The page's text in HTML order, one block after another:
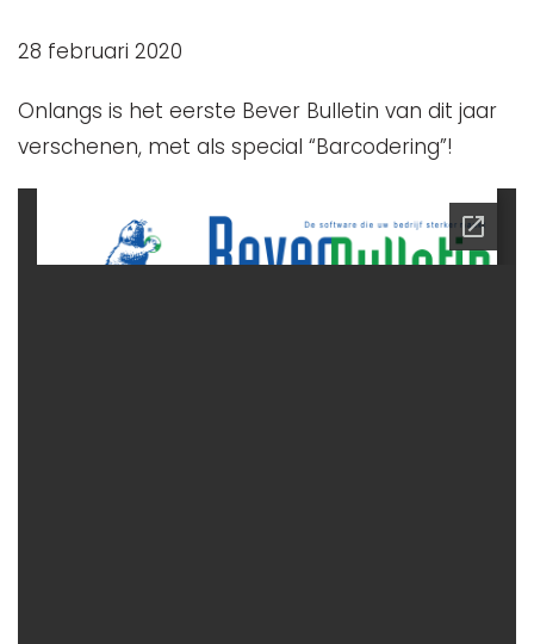
28 februari 2020
Onlangs is het eerste Bever Bulletin van dit jaar
verschenen, met als special “Barcodering”!